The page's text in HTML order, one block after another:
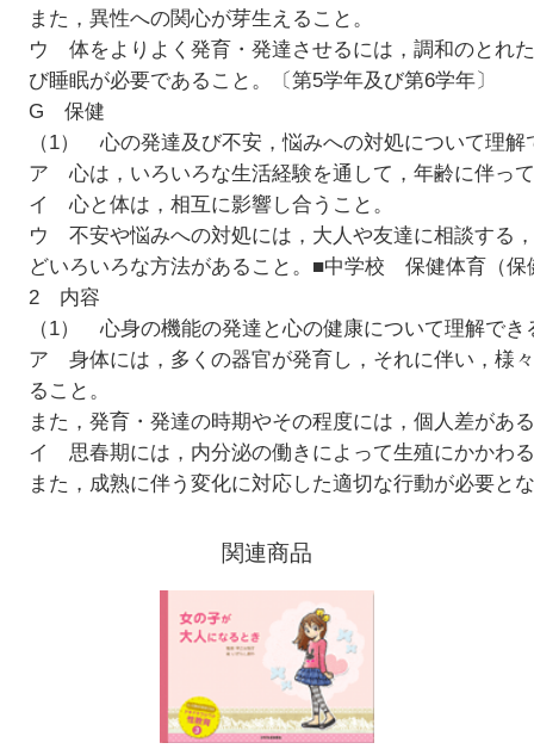
また，異性への関心が芽生えること。
ウ 体をよりよく発育・発達させるには，調和のとれ
び睡眠が必要であること。
〔第5学年及び第6学年〕
G 保健
（1） 心の発達及び不安，悩みへの対処について理解
ア 心は，いろいろな生活経験を通して，年齢に伴っ
イ 心と体は，相互に影響し合うこと。
ウ 不安や悩みへの対処には，大人や友達に相談する
どいろいろな方法があること。■中学校 保健体育（保
2 内容
（1） 心身の機能の発達と心の健康について理解でき
ア 身体には，多くの器官が発育し，それに伴い，様
ること。
また，発育・発達の時期やその程度には，個人差があ
イ 思春期には，内分泌の働きによって生殖にかかわ
また，成熟に伴う変化に対応した適切な行動が必要と
関連商品